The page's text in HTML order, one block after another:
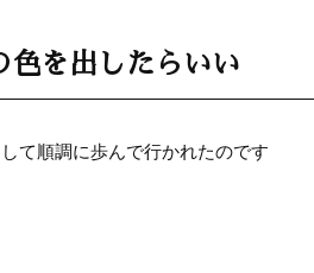
色を出したらいい
て順調に歩んで行かれたのです